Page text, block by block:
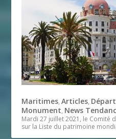
Maritimes,Articles,
Monument, News
Mardi 27 juillet 2021, le Comité
sur la Liste du patrimoine